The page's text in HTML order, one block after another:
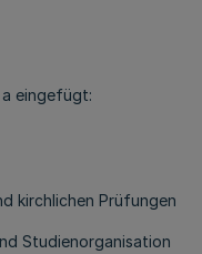
a eingefügt:
kirchlichen Prüfungen
Studienorganisation